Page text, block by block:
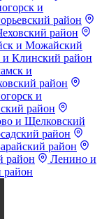
и
район
район
и Можайский
Клинский район
и
район
и
район
и Щелковский
район
район
район
Ленино и